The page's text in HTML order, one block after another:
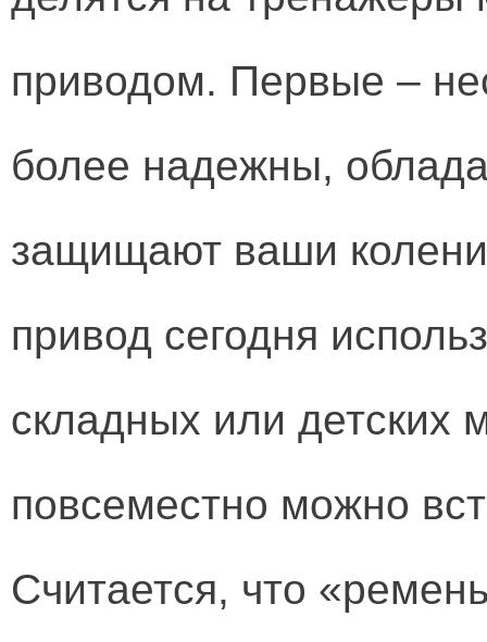
приводом. Первые –
более надежны,
защищают ваши
привод сегодня
складных или детских
повсеместно можно
Считается, что